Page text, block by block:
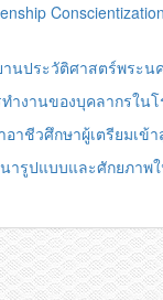
านประวัติศาสตร์พระ
งานของบุคลากรในโ
าชีวศึกษาผู้เตรียมเข้
รูปแบบและศักยภาพ
© 2025 Compliance & Data